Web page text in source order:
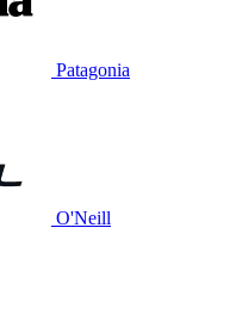
Patagonia
O'Neill